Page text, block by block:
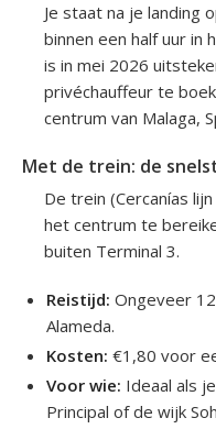
Je staat na je landing
binnen een half uur in
is in mei 2026
privéchauffeur te
centrum van Malaga,
Met de trein: de
De trein (Cercanías
het centrum te
buiten Terminal 3.
Reistijd: Ongeveer
Alameda.
Kosten: €1,80 voor
Voor wie: Ideaal als
Principal of de wijk